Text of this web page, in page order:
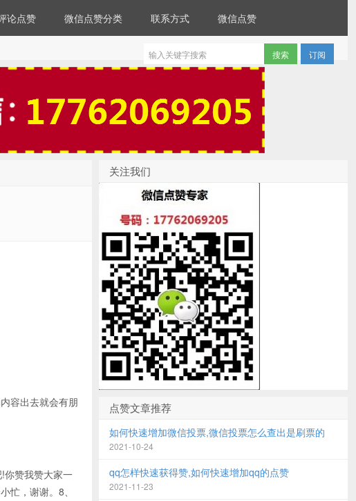
论点赞 微信点赞分类 联系方式 微信点赞
订阅
容出去就会有朋
你赞我赞大家一
忙，谢谢。8、
关注我们
点赞文章推荐
如何快速增加微信投票,微信投票怎么查出是刷票的
2021-10-24
qq怎样快速获得赞,如何快速增加qq的点赞
2021-11-23